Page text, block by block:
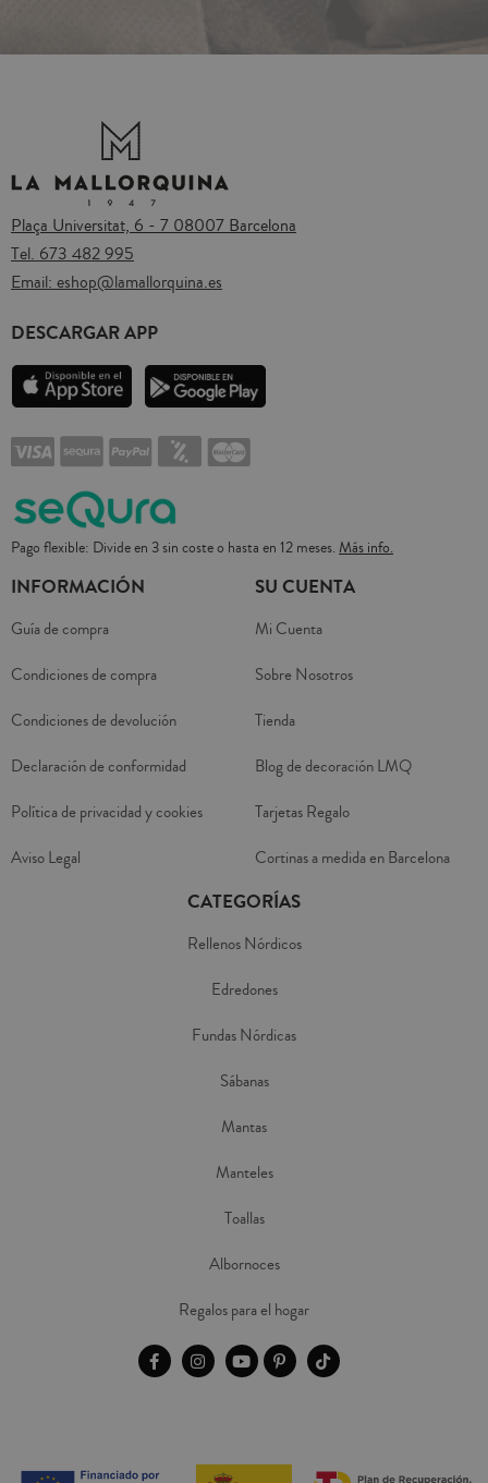
Plaça Universitat, 6 - 7 08007 Barcelona
Tel. 673 482 995
Email: eshop@lamallorquina.es
DESCARGAR APP
Pago flexible: Divide en 3 sin coste o hasta en 12 meses. Más info.
INFORMACIÓN
Guía de compra
Condiciones de compra
Condiciones de devolución
Declaración de conformidad
Política de privacidad y cookies
Aviso Legal
SU CUENTA
Mi Cuenta
Sobre Nosotros
Tienda
Blog de decoración LMQ
Tarjetas Regalo
Cortinas a medida en Barcelona
CATEGORÍAS
Rellenos Nórdicos
Edredones
Fundas Nórdicas
Sábanas
Mantas
Manteles
Toallas
Albornoces
Regalos para el hogar